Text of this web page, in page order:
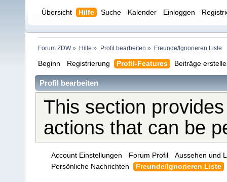
Übersicht Hilfe Suche Kalender Einloggen
Forum ZDW» Hilfe » Profil bearbeiten » Freunde/Ignorieren Liste
Beginn Registrierung Profil-Features Beiträge
Profil bearbeiten
This section
actions that can be
Account Einstellungen Forum Profil
Aussehen und
Persönliche Nachrichten
Freunde/Ignorieren Liste